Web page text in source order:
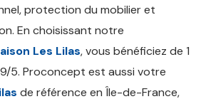
protection du mobilier et
En choisissant notre
Les Lilas, vous bénéficiez de 1
5. Proconcept est aussi votre
de référence en Île-de-France,